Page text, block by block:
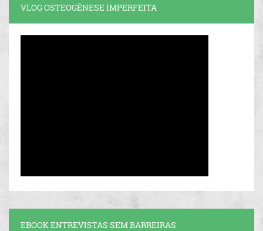
VLOG OSTEOGÊNESE IMPERFEITA
EBOOK ENTREVISTAS SEM BARREIRAS